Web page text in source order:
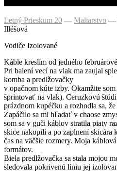
Letný Prieskum 20 — Maliarstvo —
Illéšová
Vodiče Izolované
Káble kreslím od jedného
Pri balení vecí na vlak ma zaujal
komba a predlžovačky
v opačnom kúte izby. Okamžite
šprintovať na vlak). Ceruzkovú
prázdnom kupéčku a rozhodla sa,
Zapáčilo sa mi hľadať v chaose
som sa v guči káblov stratila piaty
skice nakopili a po zaplnení
čas na väčšie rozmery. Moja
formátov.
Biela predlžovačka sa stala mojou
sledovala pokrivenú líniu jej